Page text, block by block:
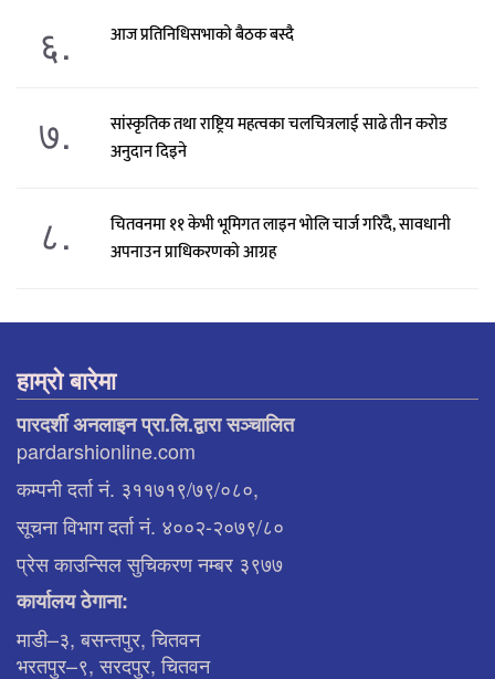
६. आज प्रतिनिधिसभाको बैठक बस्दै
७.
सांस्कृतिक तथा राष्ट्रिय महत्वका चलचित्रलाई साढे तीन करोड
अनुदान दिइने
८.
चितवनमा ११ केभी भूमिगत लाइन भोलि चार्ज गरिँदै, सावधानी
अपनाउन प्राधिकरणको आग्रह
हाम्रो बारेमा
पारदर्शी अनलाइन प्रा.लि.द्वारा सञ्चालित
pardarshionline.com
कम्पनी दर्ता नं. ३११७१९/७९/०८०,
सूचना विभाग दर्ता नं. ४००२-२०७९/८०
प्रेस काउन्सिल सुचिकरण नम्बर ३९७७
कार्यालय ठेगाना:
माडी–३, बसन्तपुर, चितवन
भरतपुर–९, सरदपुर, चितवन